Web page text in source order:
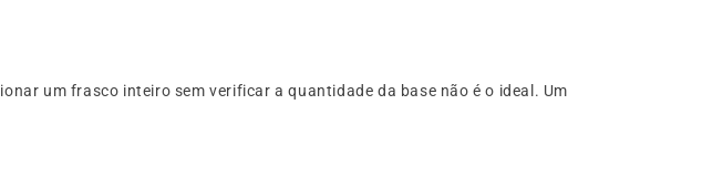
um frasco inteiro sem verificar a quantidade da base não é o ideal. Um